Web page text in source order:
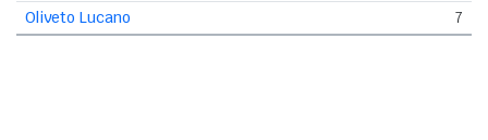
Oliveto Lucano
7